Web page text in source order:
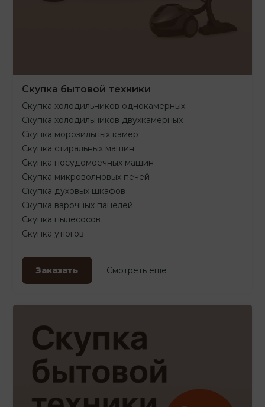
Скупка бытовой техники
Скупка холодильников однокамерных
Скупка холодильников двухкамерных
Скупка морозильных камер
Скупка стиральных машин
Скупка посудомоечных машин
Скупка микроволновых печей
Скупка духовых шкафов
Скупка варочных панелей
Скупка пылесосов
Скупка утюгов
Заказать Смотреть еще